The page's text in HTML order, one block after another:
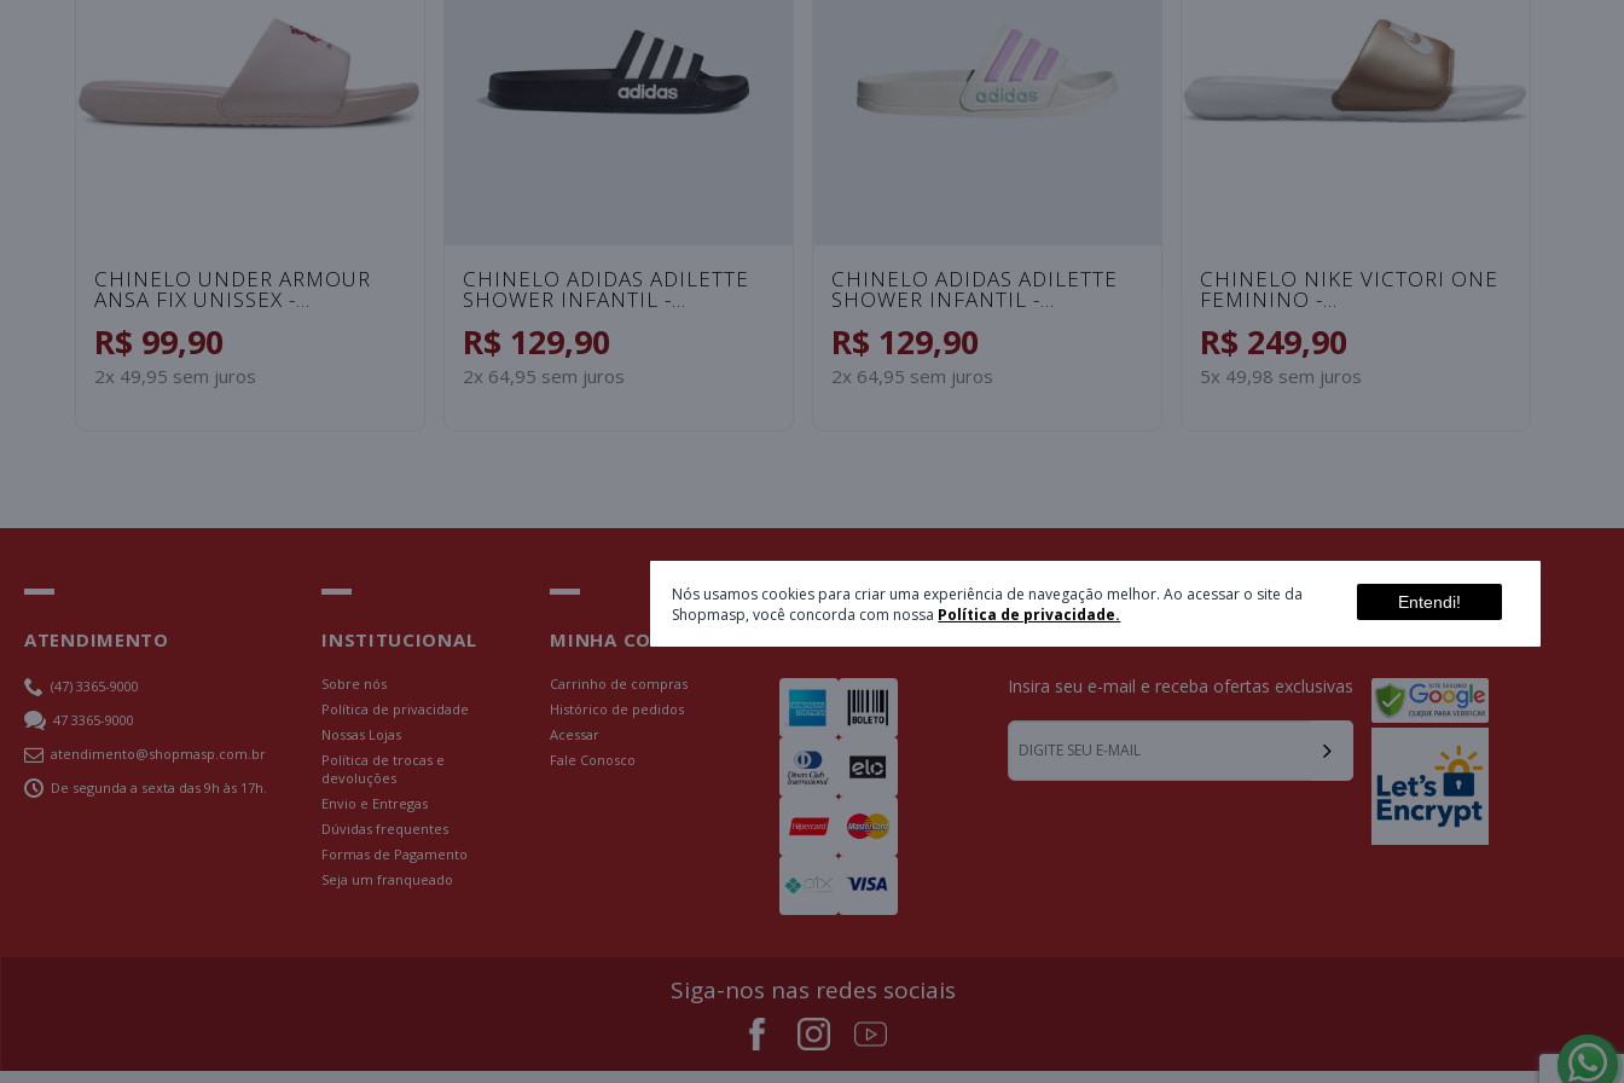
CHINELO NIKE BENASSI JDI
PRINT FEMININO - BRANCO
R$ 149,90
3x 49,97 sem juros
CHINELO PUMA LEADCAT -
ROSA/BRANCO
R$ 129,90
2x 64,95 sem juros
CHINELO PUMA LEADCAT
PATENT FEMININO - ROSA
R$ 129,90
2x 64,95 sem juros
CHINELO ADIDAS ADISSAGE
UNISSEX - PRETO/BRANCO
R$ 249,90
5x 49,98 sem juros
Nós usamos cookies para criar uma experiência de navegação melhor. Ao acessar o site da
Shopmasp, você concorda com nossa Política de privacidade.
Entendi!
ATENDIMENTO
(47) 3365-9000
47 3365-9000
atendimento@shopmasp.com.br
De segunda a sexta das 9h às 17h.
INSTITUCIONAL
Sobre nós
Política de privacidade
Nossas Lojas
Política de trocas e
devoluções
Envio e Entregas
Dúvidas frequentes
Formas de Pagamento
Seja um franqueado
MINHA CONTA
Carrinho de compras
Histórico de pedidos
Acessar
Fale Conosco
Insira seu e-mail e receba ofertas exclusivas
Siga-nos nas redes sociais